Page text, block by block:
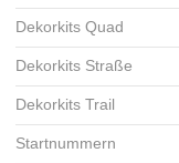
Dekorkits Quad
Dekorkits Straße
Dekorkits Trail
Startnummern